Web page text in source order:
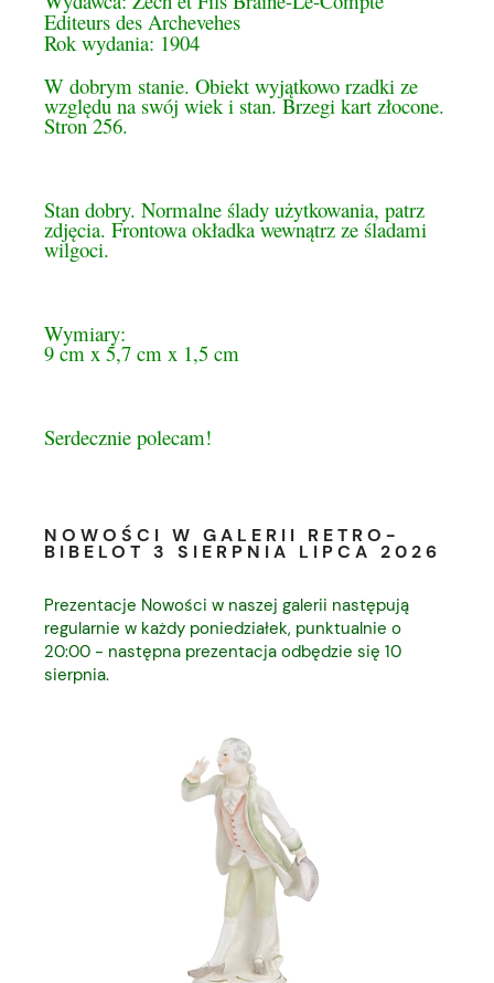
Editeurs des Archevehes
Rok wydania: 1904
W dobrym stanie. Obiekt wyjątkowo rzadki ze
względu na swój wiek i stan. Brzegi kart złocone.
Stron 256.
Stan dobry. Normalne ślady użytkowania, patrz
zdjęcia. Frontowa okładka wewnątrz ze śladami
wilgoci.
Wymiary:
9 cm x 5,7 cm x 1,5 cm
Serdecznie polecam!
NOWOŚCI W GALERII RETRO-
BIBELOT 3 SIERPNIA LIPCA 2026
Prezentacje Nowości w naszej galerii następują
regularnie w każdy poniedziałek, punktualnie o
20:00 - następna prezentacja odbędzie się 10
sierpnia.